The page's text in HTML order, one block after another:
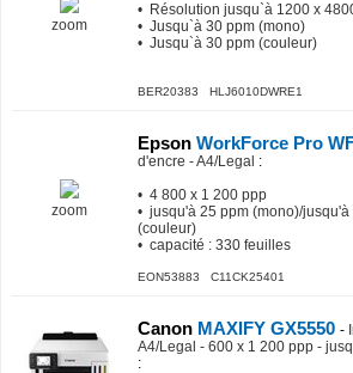
zoom
• Résolution jusqu`à 1200 x
• Jusqu`à 30 ppm (mono)
• Jusqu`à 30 ppm (couleur)
BER20383 HLJ6010DWRE1
zoom
Epson WorkForce Pro
d'encre - A4/Legal :
• 4 800 x 1 200 ppp
• jusqu'à 25 ppm (mono)/jusqu'à
(couleur)
• capacité : 330 feuilles
EON53883 C11CK25401
Canon MAXIFY GX5550 -
A4/Legal - 600 x 1 200 ppp -
: